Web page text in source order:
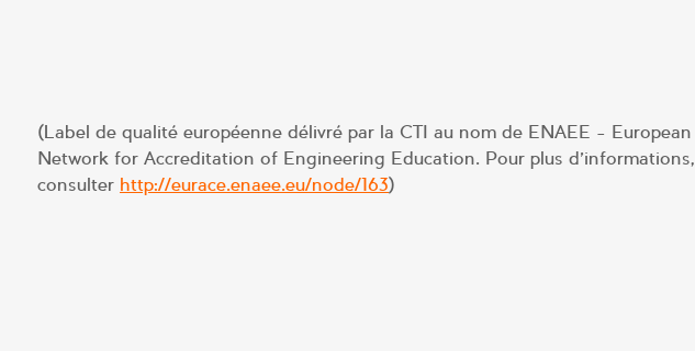
(Label de qualité européenne délivré par la CTI au nom de ENAEE - European
Network for Accreditation of Engineering Education. Pour plus d'informations,
consulter http://eurace.enaee.eu/node/163)